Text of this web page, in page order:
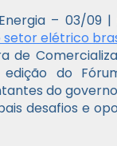
– 03/09 |
setor elétrico
de
edição do
do
desafios e